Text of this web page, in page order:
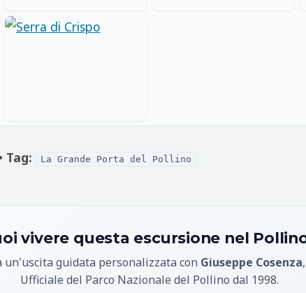
Tag: La Grande Porta del Pollino
vivere questa escursione nel
un'uscita guidata personalizzata con Giuseppe Cosenza
Ufficiale del Parco Nazionale del Pollino dal 1998.